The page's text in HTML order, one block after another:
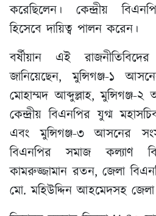
করেছিলেন। কেন্দ্রীয়
হিসেবে দায়িত্ব পালন করেন।
বর্ষীয়ান এই
জানিয়েছেন, মুন্সিগঞ্জ-১
মোহাম্মদ আব্দুল্লাহ,
কেন্দ্রীয় বিএনপির যুগ্ম
এবং মুন্সিগঞ্জ-৩ আসনের
বিএনপির সমাজ কল্যাণ
কামরুজ্জামান রতন, জেলা
মো. মহিউদ্দিন আহমেদসহ জেলা